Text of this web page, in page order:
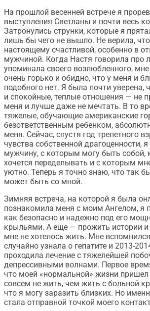
На прошлой весенней встрече я
выступления Светланы и почти весь
Затронулись струнки, которые я
лишь бы чего не вышло. Не верила,
настоящему счастливой, особенно в
мужчиной. Когда Настя говорила про
упоминала своего возлюбленного,
очень горько и обидно, что у меня и
подобного нет. Я была почти уверена,
и спокойные, теплые отношения — не
меня и лучше даже не мечтать. В то
тяжелые, обучающие американские
безответственным ребенком,
меня. Сейчас, спустя год трепетного
чувства собственной драгоценности, я
мужчину, с которым могу быть собой,
хочется переделывать и с которым
уютно. Теперь я точно знаю, что так
может быть со мной.
Зимняя встреча, на которой я была
познакомила меня с моим Ангелом, я
как безопасно и надежно под его
крыльями. А еще — прожить истории и
мне не хотелось жить. Мне
случайно узнала о гепатите и 2013-
проходила лечение с тяжелейшей
депрессивными волнами. Первое
что моей «нормальной» жизни
совсем не жить, чем жить с больной
что я могу заразить близких. Но
стала отправной точкой моего